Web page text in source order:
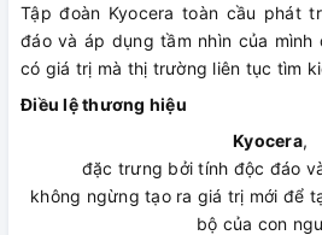
Tập đoàn Kyocera toàn cầu phát
đáo và áp dụng tầm nhìn của mình
có giá trị mà thị trường liên tục tìm
Điều lệ thương hiệu
Kyocera,
đặc trưng bởi tính độc đáo
không ngừng tạo ra giá trị mới để
bộ của con